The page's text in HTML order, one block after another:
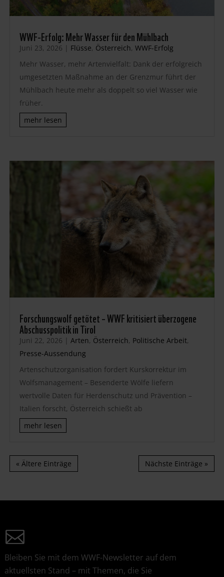
WWF-Erfolg: Mehr Wasser für den Mühlbach
Juni 23, 2026 | Flüsse, Österreich, WWF-Erfolg
Mehr Wasser, mehr Artenvielfalt: Dank der erfolgreich
umgesetzten Maßnahme an der Grenzmur führt der
Mühlbach heute mehr als doppelt so viel Wasser wie
früher.
mehr lesen
Forschungswolf getötet – WWF kritisiert überzogene
Abschusspolitik in Tirol
Juni 22, 2026 | Arten, Österreich, Politische Arbeit,
Presse-Aussendung
Artenschutzorganisation fordert Kurskorrektur im
Wolfsmanagement – Besenderte Wölfe liefern
wertvolle Daten für Herdenschutz und Prävention –
Italien forscht, Österreich schießt ab
mehr lesen
« Ältere Einträge Nächste Einträge »
Bleiben Sie mit dem WWF-Newsletter auf dem
aktuellsten Stand – mit Themen, die Sie